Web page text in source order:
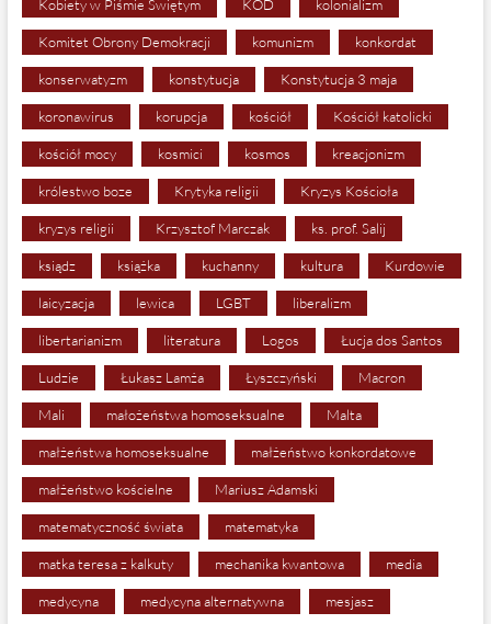
Kobiety w Piśmie Świętym KOD kolonializm
Komitet Obrony Demokracji komunizm konkordat
konserwatyzm konstytucja Konstytucja 3 maja
koronawirus korupcja kościół Kościół katolicki
kościół mocy kosmici kosmos kreacjonizm
królestwo boze Krytyka religii Kryzys Kościoła
kryzys religii Krzysztof Marczak ks. prof. Salij
ksiądz książka kuchanny kultura Kurdowie
laicyzacja lewica LGBT liberalizm
libertarianizm literatura Logos Łucja dos Santos
Ludzie Łukasz Lamża Łyszczyński Macron
Mali małożeństwa homoseksualne Malta
małżeństwa homoseksualne małżeństwo konkordatowe
małżeństwo kościelne Mariusz Adamski
matematyczność świata matematyka
matka teresa z kalkuty mechanika kwantowa media
medycyna medycyna alternatywna mesjasz